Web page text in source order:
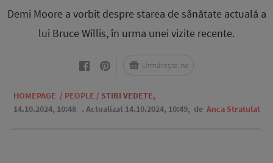
Demi Moore a vorbit despre starea de sănătate actuală a
lui Bruce Willis, în urma unei vizite recente.
HOMEPAGE / PEOPLE / STIRI VEDETE,
14.10.2024, 10:48 . Actualizat 14.10.2024, 10:49, de Anca Stratulat
Urmărește-ne